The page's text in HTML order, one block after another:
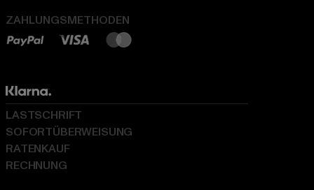
ZAHLUNGSMETHODEN
LASTSCHRIFT
SOFORTÜBERWEISUNG
RATENKAUF
RECHNUNG